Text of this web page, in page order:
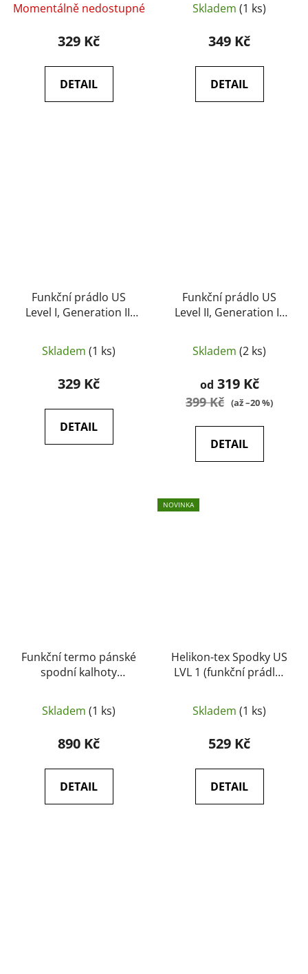
Momentálně nedostupné
329 Kč
DETAIL
Skladem (1 ks)
349 Kč
DETAIL
Funkční prádlo US
Level I, Generation III
rukávem - MFH
Skladem (1 ks)
329 Kč
DETAIL
Funkční prádlo US
Level II, Generation III
Skladem (2 ks)
od 319 Kč
399 Kč (až –20 %)
DETAIL
Funkční termo pánské
spodní kalhoty
-10°C tan A10
EQUIPMENT®
Skladem (1 ks)
890 Kč
DETAIL
NOVINKA
Helikon-tex Spodky US
LVL 1 (funkční prádlo)
Skladem (1 ks)
529 Kč
DETAIL